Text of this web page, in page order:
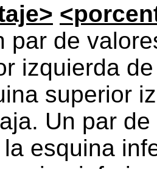
par de
izquierda
superior
Un par
esquina